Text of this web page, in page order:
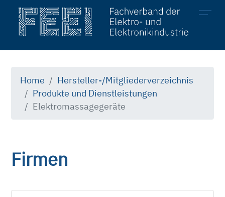
Mitglieder
Hersteller
Produkte & Dienstleistungen
Home
Hersteller-/Mitgliederverzeichnis
Produkte und Dienstleistungen
Elektromassagegeräte
Firmen